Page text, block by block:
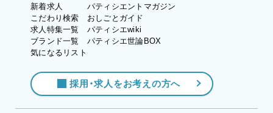
新着求人
こだわり検索
求人特集一覧
ブランド一覧
気になるリスト
パティシエントマガジン
おしごとガイド
パティシエwiki
パティシエ世論BOX
採用・求人をお考えの方へ